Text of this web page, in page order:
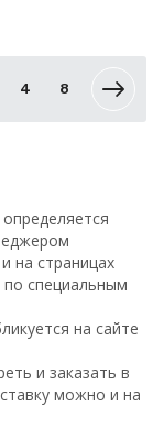
4 8
на страницах
специальным
на сайте
и заказать в
можно и на